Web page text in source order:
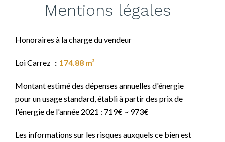
Mentions légales
Honoraires à la charge du vendeur
Loi Carrez 174.88 m²
Montant estimé des dépenses annuelles d'énergie
pour un usage standard, établi à partir des prix de
l'énergie de l'année 2021 : 719€ ~ 973€
Les informations sur les risques auxquels ce bien est